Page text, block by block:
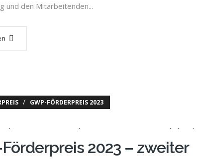
und den Mitarbeitenden...
/ GWP-FÖRDERPREIS 2023
2023 – zweiter